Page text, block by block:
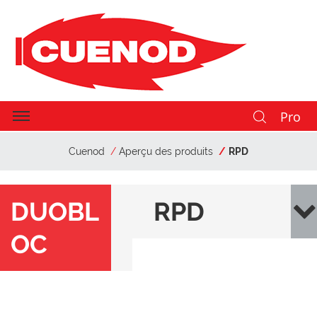
Pro
Cuenod Aperçu des produits RPD
DUOBL
OC
RPD